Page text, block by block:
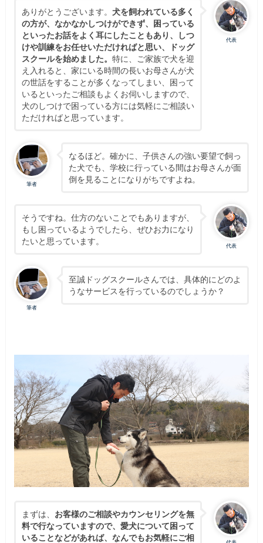
代表
ありがとうございます。 犬を飼われている多く
の方が、なかなかしつけができず、困っている
といったお話をよく耳にしたこともあり、しつ
けや訓練をお任せいただければと思い、ドッグ
スクールを始めました。 特に、ご家族で犬を迎
え入れると、家にいる時間の長いお母さんが犬
の世話をすることが多くなってしまい、困って
いるといったご相談もよくお伺いしますので、
犬のしつけで困っている方には気軽にご相談い
ただければと思っています。
筆者
なるほど。確かに、子供さんの強い要望で飼っ
た犬でも、学校に行っている間はお母さんが面
倒を見ることになりがちですよね。
代表
そうですね。仕方のないことでもありますが、
もし困っているようでしたら、ぜひお力になり
たいと思っています。
筆者
至誠ドッグスクールさんでは、具体的にどのよ
うなサービスを行っているのでしょうか？
まずは、 お客様のご相談やカウンセリングを無
料で行なっていますので、愛犬について困って
いることなどがあれば、なんでもお気軽にご相